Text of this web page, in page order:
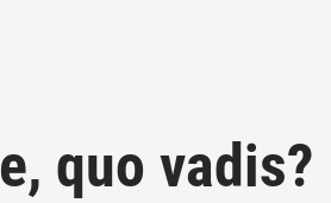
quo vadis?